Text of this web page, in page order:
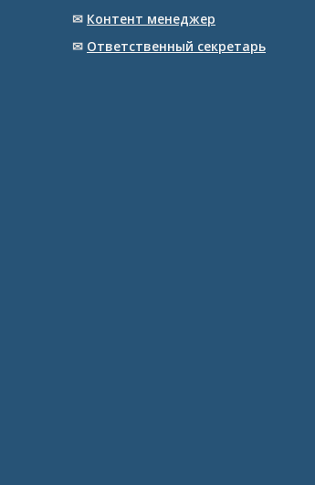
✉ Контент менеджер
✉ Ответственный cекретарь